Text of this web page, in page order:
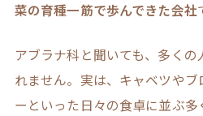
菜の育種一筋で歩んできた会社
アブラナ科と聞いても、多く
れません。実は、キャベツや
ーといった日々の食卓に並ぶ